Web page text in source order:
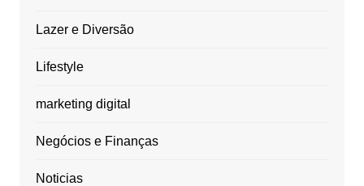
Lazer e Diversão
Lifestyle
marketing digital
Negócios e Finanças
Noticias